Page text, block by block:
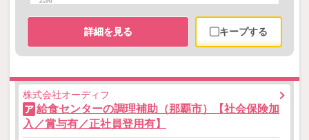
詳細を見る キープする
株式会社オーディフ
ア 給食センターの調理補助（那覇市）【社会保険加
入／賞与有／正社員登用有】